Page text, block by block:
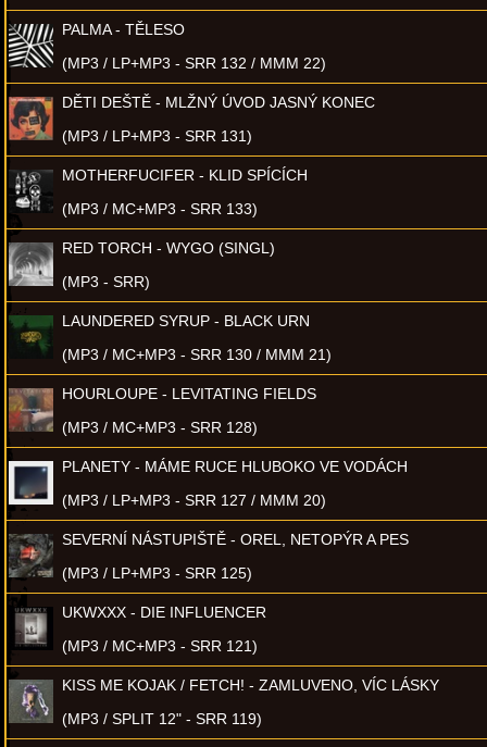
PALMA - TĚLESO
(MP3 / LP+MP3 - SRR 132 / MMM 22)
DĚTI DEŠTĚ - MLŽNÝ ÚVOD JASNÝ KONEC
(MP3 / LP+MP3 - SRR 131)
MOTHERFUCIFER - KLID SPÍCÍCH
(MP3 / MC+MP3 - SRR 133)
RED TORCH - WYGO (SINGL)
(MP3 - SRR)
LAUNDERED SYRUP - BLACK URN
(MP3 / MC+MP3 - SRR 130 / MMM 21)
HOURLOUPE - LEVITATING FIELDS
(MP3 / MC+MP3 - SRR 128)
PLANETY - MÁME RUCE HLUBOKO VE VODÁCH
(MP3 / LP+MP3 - SRR 127 / MMM 20)
SEVERNÍ NÁSTUPIŠTĚ - OREL, NETOPÝR A PES
(MP3 / LP+MP3 - SRR 125)
UKWXXX - DIE INFLUENCER
(MP3 / MC+MP3 - SRR 121)
KISS ME KOJAK / FETCH! - ZAMLUVENO, VÍC LÁSKY
(MP3 / SPLIT 12" - SRR 119)